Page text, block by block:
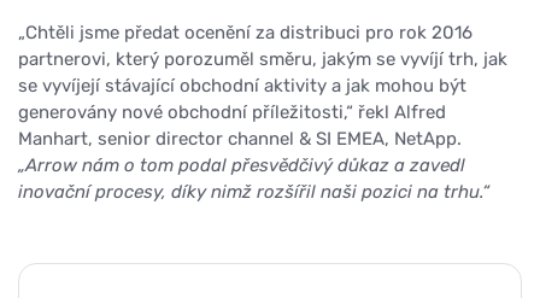
„Chtěli jsme předat ocenění za distribuci pro rok 2016
partnerovi, který porozuměl směru, jakým se vyvíjí trh, jak
se vyvíjejí stávající obchodní aktivity a jak mohou být
generovány nové obchodní příležitosti,“ řekl Alfred
Manhart, senior director channel & SI EMEA, NetApp.
„Arrow nám o tom podal přesvědčivý důkaz a zavedl
inovační procesy, díky nimž rozšířil naši pozici na trhu.“